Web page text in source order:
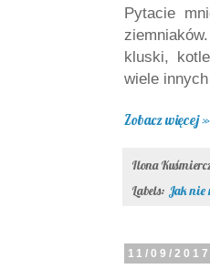
Pytacie
ziemniaków.
kluski,
wiele
Zobacz więcej »
Ilona
Labels: Jak nie
11/09/